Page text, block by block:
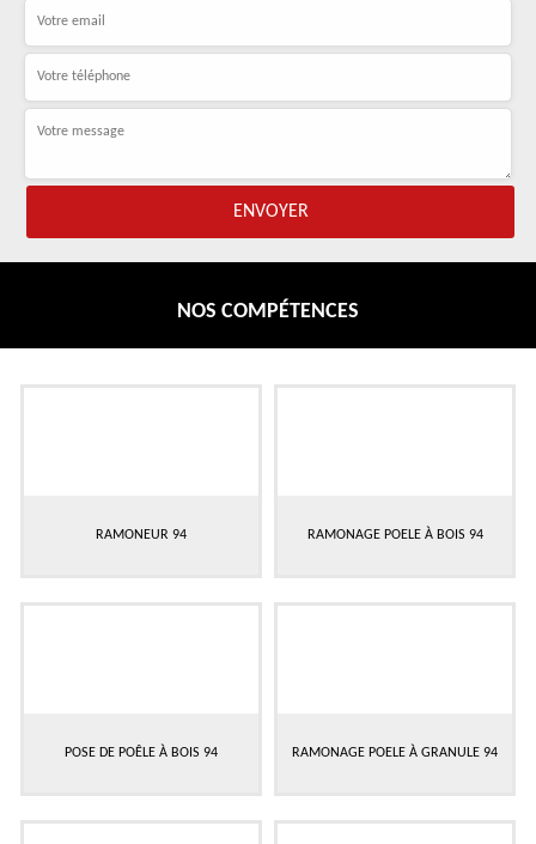
NOS COMPÉTENCES
RAMONEUR 94 RAMONAGE POELE À BOIS 94
POSE DE POÊLE À BOIS 94 RAMONAGE POELE À GRANULE 94